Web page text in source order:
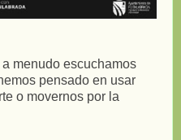
menudo escuchamos
pensado en usar
o movernos por la